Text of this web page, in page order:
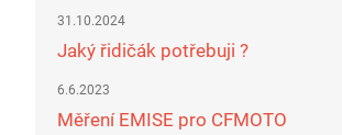
31.10.2024
Jaký řidičák potřebuji ?
6.6.2023
Měření EMISE pro CFMOTO